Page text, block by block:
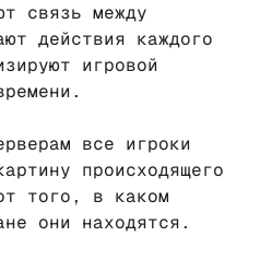
связь между
действия каждого
игровой
все игроки
происходящего
того, в каком
они находятся.